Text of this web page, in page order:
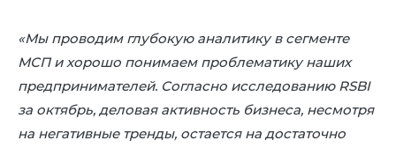
«Мы проводим глубокую аналитику в сегменте
МСП и хорошо понимаем проблематику наших
предпринимателей. Согласно исследованию RSBI
за октябрь, деловая активность бизнеса, несмотря
на негативные тренды, остается на достаточно